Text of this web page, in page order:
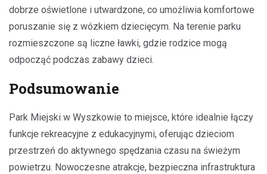
dobrze oświetlone i utwardzone, co umożliwia komfortowe
poruszanie się z wózkiem dziecięcym. Na terenie parku
rozmieszczone są liczne ławki, gdzie rodzice mogą
odpocząć podczas zabawy dzieci.
Podsumowanie
Park Miejski w Wyszkowie to miejsce, które idealnie łączy
funkcje rekreacyjne z edukacyjnymi, oferując dzieciom
przestrzeń do aktywnego spędzania czasu na świeżym
powietrzu. Nowoczesne atrakcje, bezpieczna infrastruktura